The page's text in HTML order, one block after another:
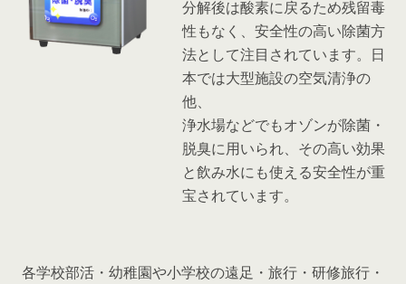
分解後は酸素に戻るため残留毒
性もなく、安全性の高い除菌方
法として注目されています。日
本では大型施設の空気清浄の
他、
浄水場などでもオゾンが除菌・
脱臭に用いられ、その高い効果
と飲み水にも使える安全性が重
宝されています。
各学校部活・幼稚園や小学校の遠足・旅行・研修旅行・